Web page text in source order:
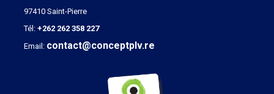
97410 Saint-Pierre
Tél: +262 262 358 227
Email: contact@conceptplv.re